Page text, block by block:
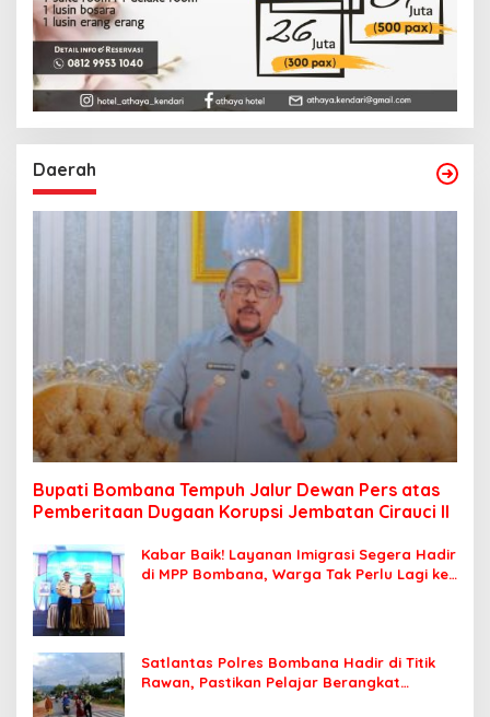
Daerah
Bupati Bombana Tempuh Jalur Dewan Pers atas
Pemberitaan Dugaan Korupsi Jembatan Cirauci II
Kabar Baik! Layanan Imigrasi Segera Hadir
di MPP Bombana, Warga Tak Perlu Lagi ke
Satlantas Polres Bombana Hadir di Titik
Rawan, Pastikan Pelajar Berangkat